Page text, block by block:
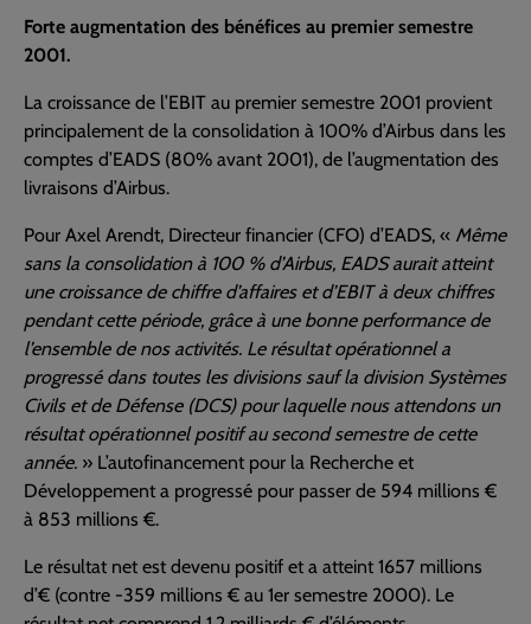
Forte augmentation des bénéfices au premier semestre
2001.
La croissance de l’EBIT au premier semestre 2001 provient
principalement de la consolidation à 100% d’Airbus dans les
comptes d’EADS (80% avant 2001), de l’augmentation des
livraisons d’Airbus.
Pour Axel Arendt, Directeur financier (CFO) d’EADS, « Même
sans la consolidation à 100 % d’Airbus, EADS aurait atteint
une croissance de chiffre d’affaires et d’EBIT à deux chiffres
pendant cette période, grâce à une bonne performance de
l’ensemble de nos activités. Le résultat opérationnel a
progressé dans toutes les divisions sauf la division Systèmes
Civils et de Défense (DCS) pour laquelle nous attendons un
résultat opérationnel positif au second semestre de cette
année. » L’autofinancement pour la Recherche et
Développement a progressé pour passer de 594 millions €
à 853 millions €.
Le résultat net est devenu positif et a atteint 1657 millions
d’€ (contre -359 millions € au 1er semestre 2000). Le